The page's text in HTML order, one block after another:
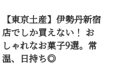
【東京土産】伊勢丹新宿
店でしか買えない！ お
しゃれなお菓子9選。常
温、日持ち◎